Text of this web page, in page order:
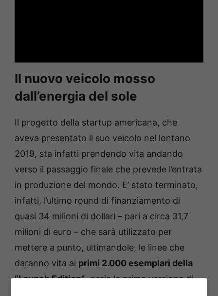
Il nuovo veicolo mosso
dall’energia del sole
Il progetto della startup americana, che
aveva presentato il suo veicolo nel lontano
2019, sta infatti prendendo vita andando
verso il passaggio finale che prevede l’entrata
in produzione del mondo. E’ stato terminato,
infatti, l’ultimo round di finanziamento di
quasi 34 milioni di dollari – pari a circa 31,7
milioni di euro – che sarà utilizzato per
mettere a punto, ultimandole, le linee che
daranno vita ai primi 2.000 esemplari della
“Launch Edition”, ossia la prima versione di